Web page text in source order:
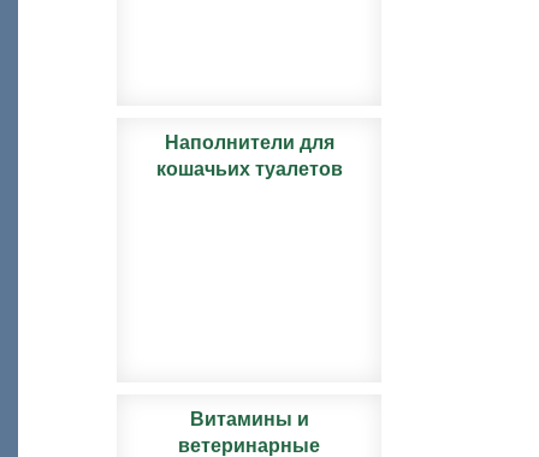
Наполнители для
кошачьих туалетов
Витамины и
ветеринарные